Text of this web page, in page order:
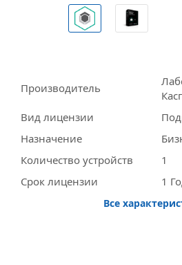
Производитель
Вид лицензии
Назначение
Количество устройств
1
Срок лицензии
1
Все